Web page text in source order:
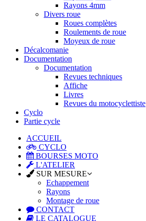
Rayons 4mm
Divers roue
Roues complètes
Roulements de roue
Moyeux de roue
Décalcomanie
Documentation
Documentation
Revues techniques
Affiche
Livres
Revues du motocyclettiste
Cyclo
Partie cycle
ACCUEIL
CYCLO
BOURSES MOTO
L'ATELIER
SUR MESURE
Echappement
Rayons
Montage de roue
CONTACT
LE CATALOGUE